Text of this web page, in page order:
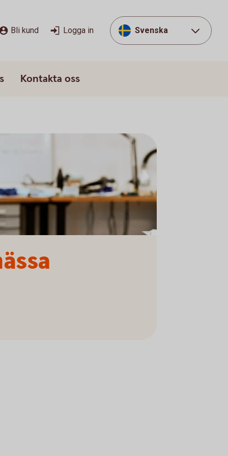
Bli kund Logga in Svenska
Kontakta oss